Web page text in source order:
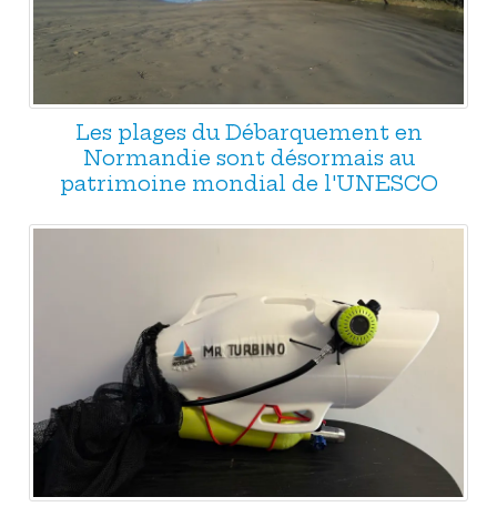
Les plages du Débarquement en
Normandie sont désormais au
patrimoine mondial de l'UNESCO